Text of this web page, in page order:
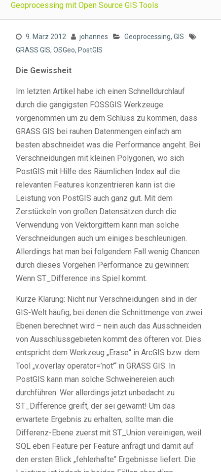
Geoprocessing mit Open Source GIS Tools
9. März 2012 johannes Geoprocessing, GIS
GRASS GIS, OSGeo, PostGIS
Die Gewissheit
Im letzten Artikel habe ich einen Schnelldurchlauf
durch die gängigsten FOSSGIS Werkzeuge
vorgenommen um zu dem Schluss zu kommen, dass
GRASS GIS bei rauhen Datenmengen einfach am
besten abschneidet was die Performance angeht. Bei
Verschneidungen mit kleinen Polygonen, wo sich
PostGIS mit Hilfe des Räumlichen Index auf die
relevanten Features konzentrieren kann ist die
Leistung von PostGIS auch ganz gut. Mit dem
Zerstückeln von großen Datensätzen durch die
Verwendung von Vektorgittern kann man solche
Verschneidungen auch um einiges beschleunigen.
Allerdings hat man bei folgendem Fall wenig Chancen
durch dieses Vorgehen Performance zu gewinnen:
Wenn ST_Difference ins Spiel kommt.
Kurze Klärung: Nicht nur Verschneidungen sind in der
GIS-Welt häufig, bei denen die Schnittmenge von zwei
Ebenen berechnet wird – nein auch das Ausschneiden
von Ausschlussgebieten kommt des öfteren vor. Dies
entspricht dem Werkzeug „Erase“ in ArcGIS bzw. dem
Tool „v.overlay operator=’not'“ in GRASS GIS. In
PostGIS kann man solche Schweinereien auch
durchführen. Wer allerdings jetzt unbedacht zu
ST_Difference greift, der sei gewarnt! Um das
erwartete Ergebnis zu erhalten, sollte man die
Differenz-Ebene zuerst mit ST_Union vereinigen, weil
SQL eben Feature per Feature anfrägt und damit auf
den ersten Blick „fehlerhafte“ Ergebnisse liefert. Die